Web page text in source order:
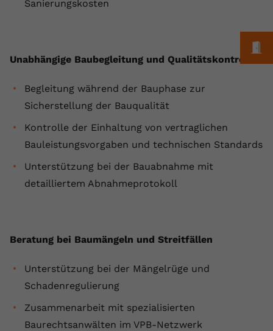
Sanierungskosten
Unabhängige Baubegleitung und Qualitätskontrolle
Begleitung während der Bauphase zur
Sicherstellung der Bauqualität
Kontrolle der Einhaltung von vertraglichen
Bauleistungsvorgaben und technischen Standards
Unterstützung bei der Bauabnahme mit
detailliertem Abnahmeprotokoll
Beratung bei Baumängeln und Streitfällen
Unterstützung bei der Mängelrüge und
Schadenregulierung
Zusammenarbeit mit spezialisierten
Baurechtsanwälten im VPB-Netzwerk
YouTube setzt dieses Cookie über
registriert anonyme statistische Daten.
Name yt-remote-device-id
Laufzeit Session
speichern, der eingebettete YouTube-
Name yt.innertube::requests